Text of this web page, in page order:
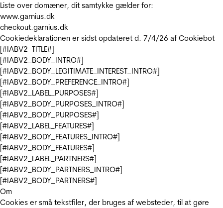
Liste over domæner, dit samtykke gælder for:
www.garnius.dk
checkout.garnius.dk
Cookiedeklarationen er sidst opdateret d. 7/4/26 af Cookiebot
[#IABV2_TITLE#]
[#IABV2_BODY_INTRO#]
[#IABV2_BODY_LEGITIMATE_INTEREST_INTRO#]
[#IABV2_BODY_PREFERENCE_INTRO#]
[#IABV2_LABEL_PURPOSES#]
[#IABV2_BODY_PURPOSES_INTRO#]
[#IABV2_BODY_PURPOSES#]
[#IABV2_LABEL_FEATURES#]
[#IABV2_BODY_FEATURES_INTRO#]
[#IABV2_BODY_FEATURES#]
[#IABV2_LABEL_PARTNERS#]
[#IABV2_BODY_PARTNERS_INTRO#]
[#IABV2_BODY_PARTNERS#]
Om
Cookies er små tekstfiler, der bruges af websteder, til at gøre